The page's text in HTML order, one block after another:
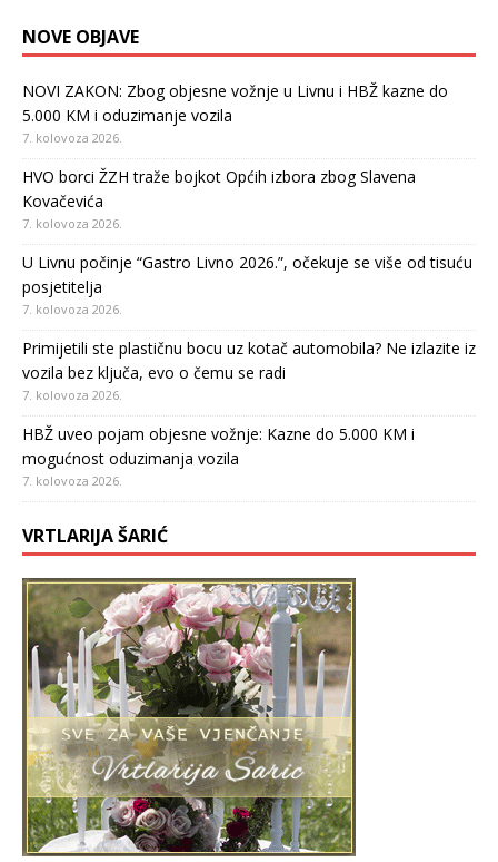
NOVE OBJAVE
NOVI ZAKON: Zbog objesne vožnje u Livnu i HBŽ kazne do
5.000 KM i oduzimanje vozila
7. kolovoza 2026.
HVO borci ŽZH traže bojkot Općih izbora zbog Slavena
Kovačevića
7. kolovoza 2026.
U Livnu počinje “Gastro Livno 2026.”, očekuje se više od tisuću
posjetitelja
7. kolovoza 2026.
Primijetili ste plastičnu bocu uz kotač automobila? Ne izlazite iz
vozila bez ključa, evo o čemu se radi
7. kolovoza 2026.
HBŽ uveo pojam objesne vožnje: Kazne do 5.000 KM i
mogućnost oduzimanja vozila
7. kolovoza 2026.
VRTLARIJA ŠARIĆ